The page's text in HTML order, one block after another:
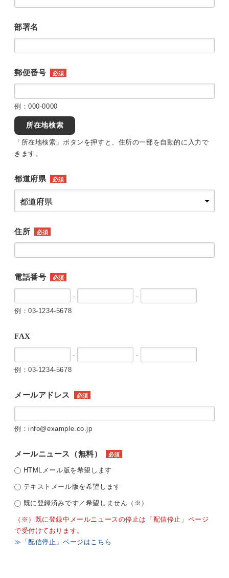
部署名
郵便番号 必須
例：000-0000
所在地検索
「所在地検索」ボタンを押すと、住所の一部を自動的に入力で
きます。
都道府県 必須
住所 必須
電話番号 必須
-
-
例：03-1234-5678
FAX
-
-
例：03-1234-5678
メールアドレス 必須
例：info@example.co.jp
メールニュース（無料） 必須
HTMLメール版を希望します
テキストメール版を希望します
既に登録済みです／希望しません（※）
（※）既に登録中メールニュースの停止は「配信停止」ページ
で受付けております。
≫「配信停止」ページはこちら